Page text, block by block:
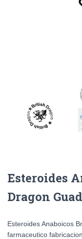
Esteroides
Dragon
Esteroides Anaboicos
farmaceutico